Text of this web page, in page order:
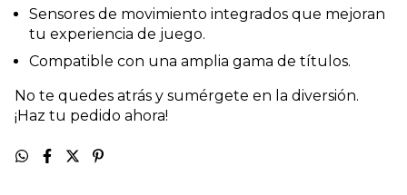
Sensores de movimiento integrados que mejoran
tu experiencia de juego.
Compatible con una amplia gama de títulos.
No te quedes atrás y sumérgete en la diversión.
¡Haz tu pedido ahora!